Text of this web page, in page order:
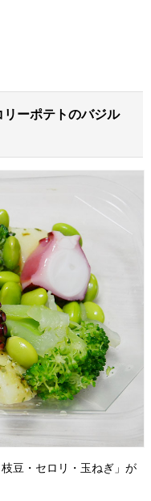
ーポテトのバジル
豆・セロリ・玉ねぎ」が